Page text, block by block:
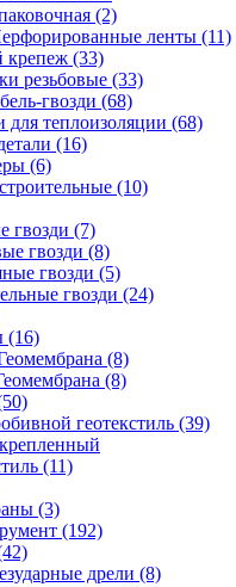
(2)
ленты (11)
крепеж (33)
резьбовые (33)
гвозди (68)
для теплоизоляции (68)
(16)
(6)
(10)
гвозди (7)
гвозди (8)
гвозди (5)
гвозди (24)
(16)
(8)
(8)
геотекстиль (39)
(11)
(3)
(192)
дрели (8)